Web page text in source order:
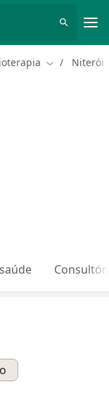
Mudar de
Niterói